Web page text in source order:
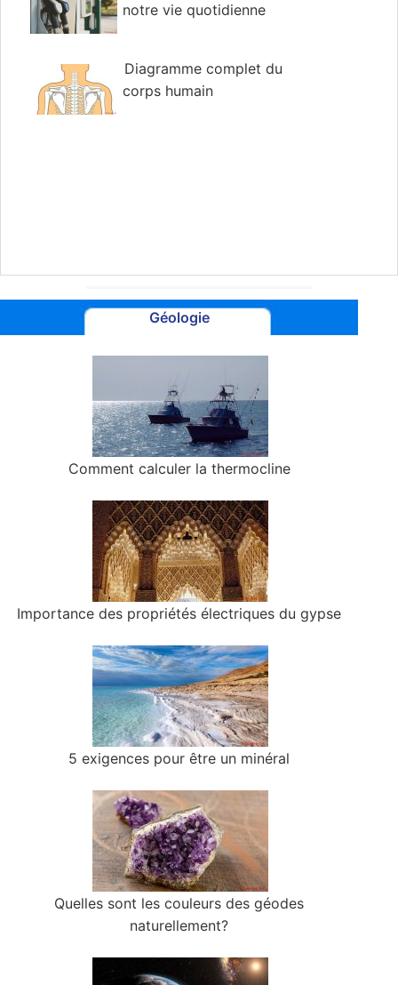
notre vie quotidienne
Diagramme complet du
corps humain
Géologie
Comment calculer la thermocline
Importance des propriétés électriques du gypse
5 exigences pour être un minéral
Quelles sont les couleurs des géodes
naturellement?